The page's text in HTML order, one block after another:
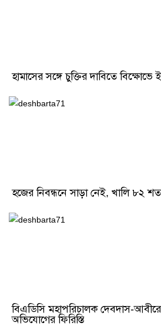
হামাসের সঙ্গে চুক্তির দাবিতে বিক্ষোভে
হজের নিবন্ধনে সাড়া নেই, খালি ৮২
বিএডিসি মহাপরিচালক দেবদাস-
অভিযোগের ফিরিস্তি